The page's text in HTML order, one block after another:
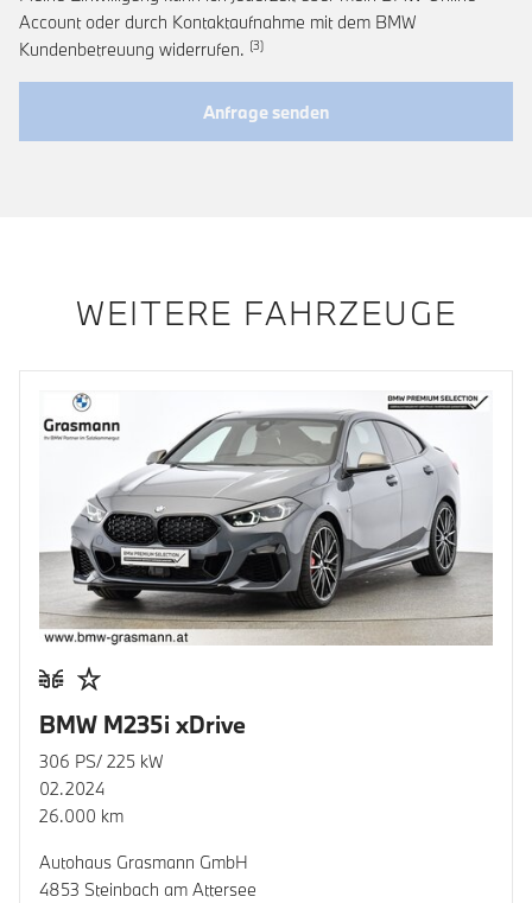
Account oder durch Kontaktaufnahme mit dem BMW
Kundenbetreuung widerrufen. Link zur Fußnote: Widerruf der
Anfrage senden
WEITERE FAHRZEUGE
BMW M235i xDrive
306 PS/ 225 kW
02.2024
26.000 km
Autohaus Grasmann GmbH
4853 Steinbach am Attersee